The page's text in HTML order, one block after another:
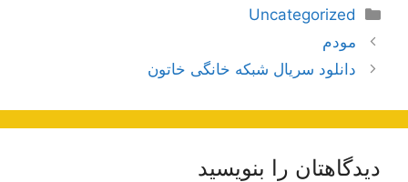
دسته‌ها
Uncategorized
ناوبری
نوشته‌ها
مودم
دانلود سریال شبکه خانگی خاتون
دیدگاهتان را بنویسید